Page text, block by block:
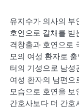
유지수가 의사의
호연으로 갈채를 받
격창출과 호연으로
모의 여성 환자로
터의 기성으로 남
여성 환자의 남편으
모습으로 호연을 보
간호사보다 더 간호